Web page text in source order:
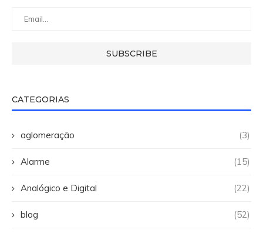
CATEGORIAS
aglomeração (3)
Alarme (15)
Analógico e Digital (22)
blog (52)